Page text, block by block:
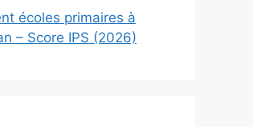
écoles primaires à
– Score IPS (2026)